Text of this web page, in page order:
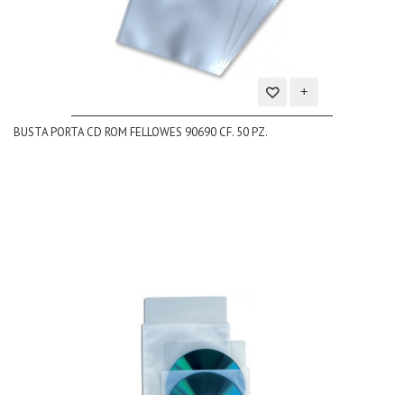
Aggiungi
alla
BUSTA PORTA CD ROM FELLOWES 90690 CF. 50 PZ.